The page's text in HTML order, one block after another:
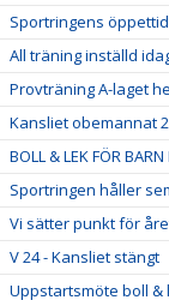
Sportringens
All träning inställd
Provträning A-laget
Kansliet obemannat
BOLL & LEK FÖR
Sportringen håller
Vi sätter punkt för
V 24 - Kansliet stängt
Uppstartsmöte boll &